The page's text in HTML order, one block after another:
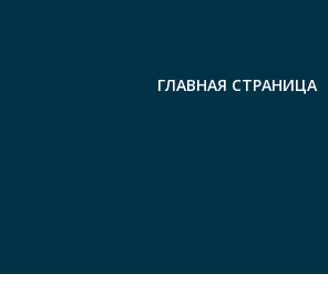
ГЛАВНАЯ СТРАНИЦА